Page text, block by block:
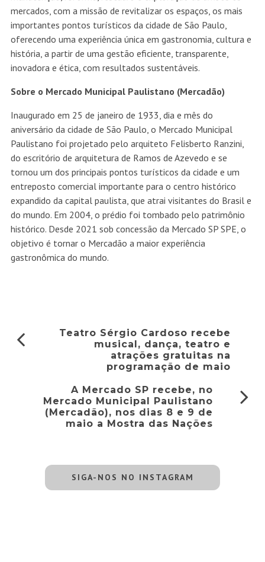
mercados, com a missão de revitalizar os espaços, os mais
importantes pontos turísticos da cidade de São Paulo,
oferecendo uma experiência única em gastronomia, cultura e
história, a partir de uma gestão eficiente, transparente,
inovadora e ética, com resultados sustentáveis.
Sobre o Mercado Municipal Paulistano (Mercadão)
Inaugurado em 25 de janeiro de 1933, dia e mês do
aniversário da cidade de São Paulo, o Mercado Municipal
Paulistano foi projetado pelo arquiteto Felisberto Ranzini,
do escritório de arquitetura de Ramos de Azevedo e se
tornou um dos principais pontos turísticos da cidade e um
entreposto comercial importante para o centro histórico
expandido da capital paulista, que atrai visitantes do Brasil e
do mundo. Em 2004, o prédio foi tombado pelo patrimônio
histórico. Desde 2021 sob concessão da Mercado SP SPE, o
objetivo é tornar o Mercadão a maior experiência
gastronômica do mundo.
Teatro Sérgio Cardoso recebe
musical, dança, teatro e
atrações gratuitas na
programação de maio
A Mercado SP recebe, no
Mercado Municipal Paulistano
(Mercadão), nos dias 8 e 9 de
maio a Mostra das Nações
SIGA-NOS NO INSTAGRAM